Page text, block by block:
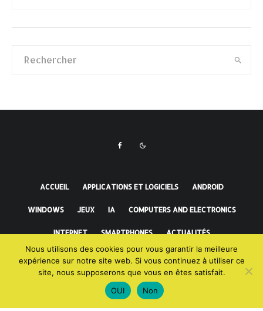
ACCUEIL APPLICATIONS ET LOGICIELS ANDROID
WINDOWS JEUX IA COMPUTERS AND ELECTRONICS
INTERNET SMARTPHONES ACTUALITÉS
FAITS INCROYABLES
Nous utilisons des cookies pour vous garantir la meilleure
expérience sur notre site web. Si vous continuez à utiliser ce
site, nous supposerons que vous en êtes satisfait.
OUI
Non